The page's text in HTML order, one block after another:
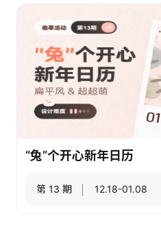
“兔”个开心新年日历
第 13 期 12.18-01.08